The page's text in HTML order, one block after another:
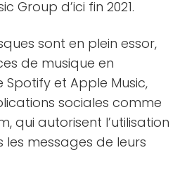
Group d’ici fin 2021.
sont en plein essor,
de musique en
et Apple Music,
sociales comme
qui autorisent l’utilisation
messages de leurs